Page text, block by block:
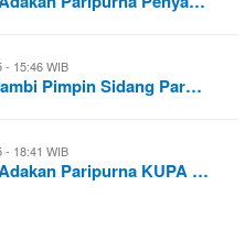
- 15:46 WIB
Pimpin Sidang Par…
- 18:41 WIB
Paripurna KUPA …